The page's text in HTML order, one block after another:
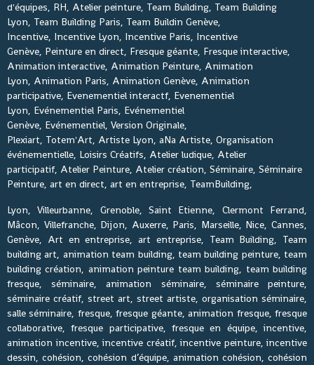
d'équipes, RH, Atelier peinture, Team Building, Team Building
Lyon, Team Building Paris, Team Buildin Genève,
Incentive, Incentive Lyon, Incentive Paris, Incentive
Genève, Peinture en direct, Fresque géante, Fresque interactive,
Animation interactive, Animation Peinture, Animation
Lyon, Animation Paris, Animation Genève, Animation
participative, Evenementiel interactf, Evenementiel
Lyon, Evénementiel Paris, Evénementiel
Genève, Evénementiel, Version Originale,
Plexiart, Totem'Art, Artiste Lyon, aNa Artiste, Organisation
événementielle, Loisirs Créatifs, Atelier ludique, Atelier
participatif, Atelier Peinture, Atelier création, Séminaire, Séminaire
Peinture, art en direct, art en entreprise, TeamBuilding,
Lyon, Villeurbanne, Grenoble, Saint Etienne, Clermont Ferrand,
Mâcon, Villefranche, Dijon, Auxerre, Paris, Marseille, Nice, Cannes,
Genève, Art en entreprise, art entreprise, Team Building, Team
building art, animation team building, team building peinture, team
building création, animation peinture team building, team building
fresque, séminaire, animation séminaire, séminaire peinture,
séminaire créatif, street art, street artiste, organisation séminaire,
salle séminaire, fresque, fresque géante, animation fresque, fresque
collaborative, fresque participative, fresque en équipe, incentive,
animation incentive, incentive créatif, incentive peinture, incentive
dessin, cohésion, cohésion d’équipe, animation cohésion, cohésion